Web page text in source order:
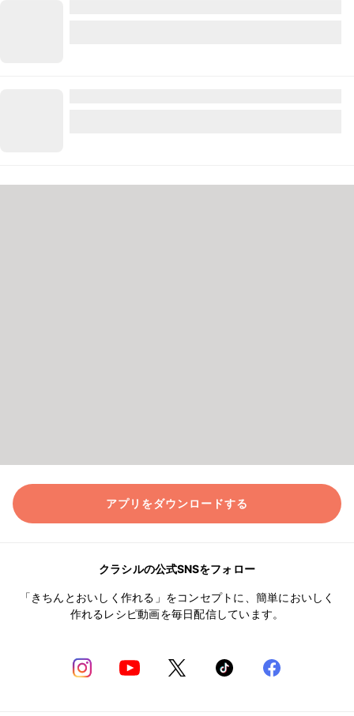
アプリをダウンロードする
クラシルの公式SNSをフォロー
「きちんとおいしく作れる」をコンセプトに、簡単においしく
作れるレシピ動画を毎日配信しています。